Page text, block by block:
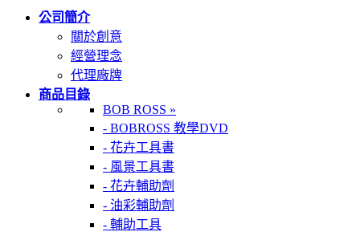
公司簡介
關於創意
經營理念
代理廠牌
商品目錄
BOB ROSS »
- BOBROSS 教學DVD
- 花卉工具書
- 風景工具書
- 花卉輔助劑
- 油彩輔助劑
- 輔助工具